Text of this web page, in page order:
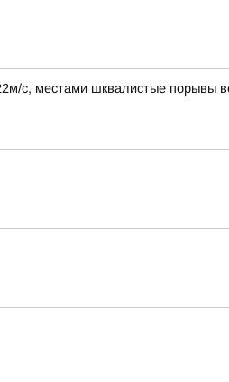
с, местами шквалистые порывы